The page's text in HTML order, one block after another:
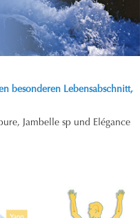
besonderen Lebensabschnitt,
Jambelle sp und Elégance